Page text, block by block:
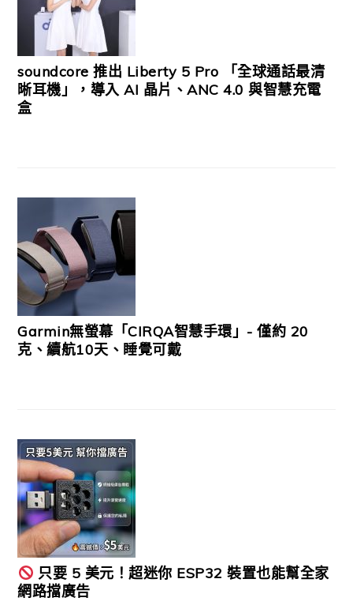
soundcore 推出 Liberty 5 Pro 「全球通話最清
晰耳機」，導入 AI 晶片、ANC 4.0 與智慧充電
盒
Garmin無螢幕「CIRQA智慧手環」- 僅約 20
克、續航10天、睡覺可戴
只要 5 美元！超迷你 ESP32 裝置也能幫全家
網路擋廣告